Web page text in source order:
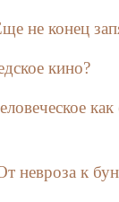
как
власть как
что жизнь,
не конец
кино?
невроза к